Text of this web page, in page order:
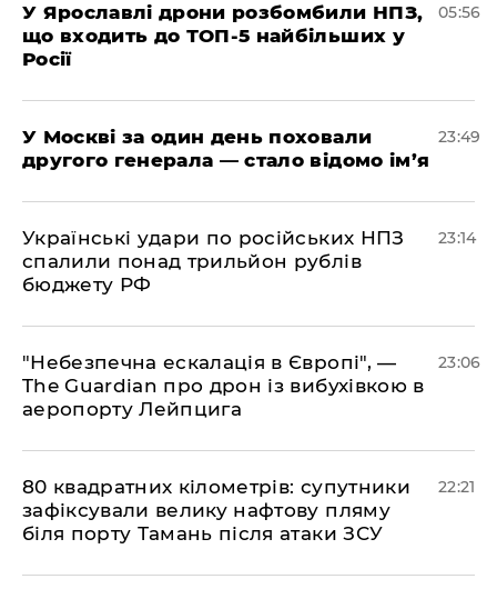
У Ярославлі дрони розбомбили НПЗ,
що входить до ТОП-5 найбільших у
Росії
05:56
​У Москві за один день поховали
другого генерала — стало відомо ім’я
23:49
​Українські удари по російських НПЗ
спалили понад трильйон рублів
бюджету РФ
23:14
​"Небезпечна ескалація в Європі", —
The Guardian про дрон із вибухівкою в
аеропорту Лейпцига
23:06
​80 квадратних кілометрів: супутники
зафіксували велику нафтову пляму
біля порту Тамань після атаки ЗСУ
22:21